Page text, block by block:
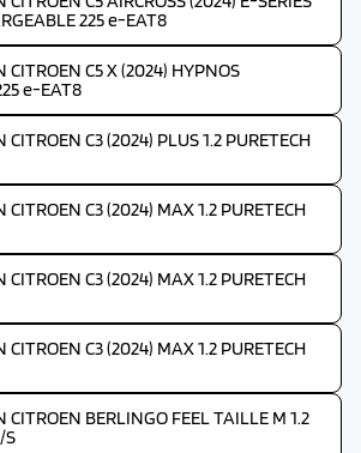
225 e-EAT8
CITROEN C5 X (2024) HYPNOS
e-EAT8
C3 (2024) PLUS 1.2 PURETECH
CITROEN C3 (2024) MAX 1.2 PURETECH
CITROEN C3 (2024) MAX 1.2 PURETECH
CITROEN C3 (2024) MAX 1.2 PURETECH
CITROEN BERLINGO FEEL TAILLE M 1.2
S